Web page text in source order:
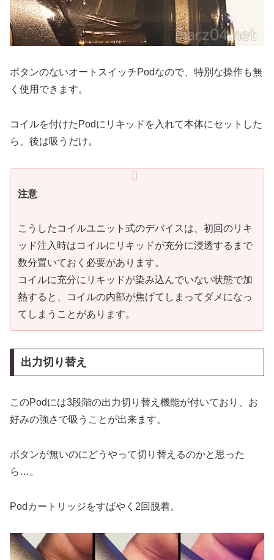
ボタンのないオートスイッチPodなので、特別な操作も無
く使用できます。
コイルを付けたPodにリキッドを入れて本体にセットした
ら、後は吸うだけ。
注意
こうしたコイルユニット式のデバイスは、初回のリキ
ッド注入時はコイルにリキッドが充分に浸透するまで
数分置いておく必要があります。
コイルに充分にリキッドが染み込んでいない状態で加
熱すると、コイルの内部が焦げてしまってダメになっ
てしまうことがあります。
出力切り替え
このPodには3段階の出力切り替え機能が付いており、お
好みの強さで吸うことが出来ます。
ボタンが無いのにどうやって切り替えるのかと思った
ら…。
Podカートリッジをすばやく2回脱着。